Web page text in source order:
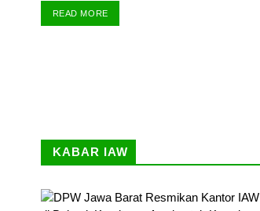
READ MORE
KABAR IAW